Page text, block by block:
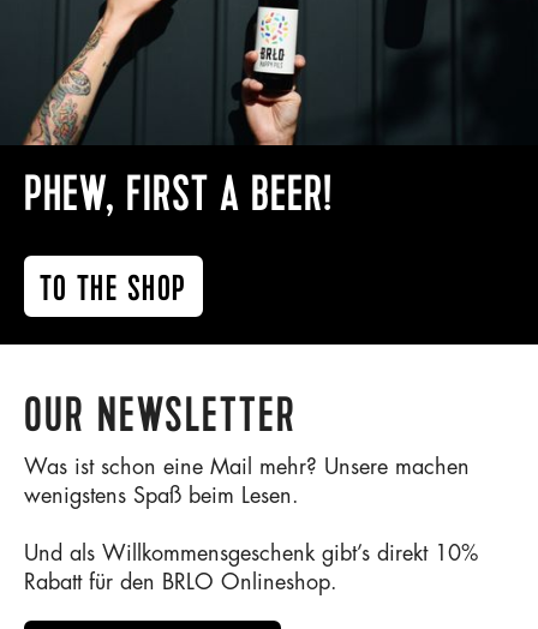
PHEW, FIRST A BEER!
TO THE SHOP
OUR NEWSLETTER
Was ist schon eine Mail mehr? Unsere machen
wenigstens Spaß beim Lesen.
Und als Willkommensgeschenk gibt’s direkt 10%
Rabatt für den BRLO Onlineshop.